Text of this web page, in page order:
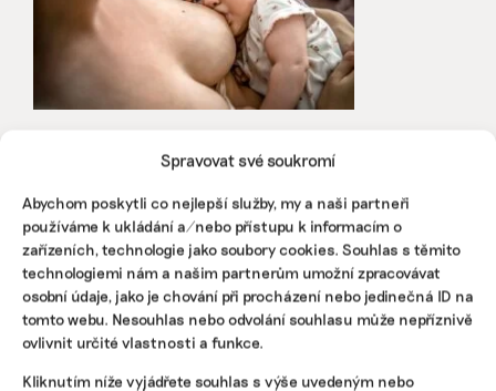
Spravovat své soukromí
Abychom poskytli co nejlepší služby, my a naši partneři
používáme k ukládání a/nebo přístupu k informacím o
zařízeních, technologie jako soubory cookies. Souhlas s těmito
technologiemi nám a našim partnerům umožní zpracovávat
osobní údaje, jako je chování při procházení nebo jedinečná ID na
tomto webu. Nesouhlas nebo odvolání souhlasu může nepříznivě
ovlivnit určité vlastnosti a funkce.
Kliknutím níže vyjádřete souhlas s výše uvedeným nebo
matek i všude okolo nás. Vyřešil by to
plošný zákaz
Jsou všude kolem nás a používáme je častěji, než si
uvědomujeme. V přírodě se téměř nerozkládají a
v lidském organismu mohou působit toxicky. Řeč je o
perfluorovaných a polyfluorovaných sloučeninách neboli
PFAS. Čeští vědci je nacházejí i v mateřském mléce.
fastfoodové řetězce,Nejzajímavější, PFAS,pitná voda,Recetox,věčné